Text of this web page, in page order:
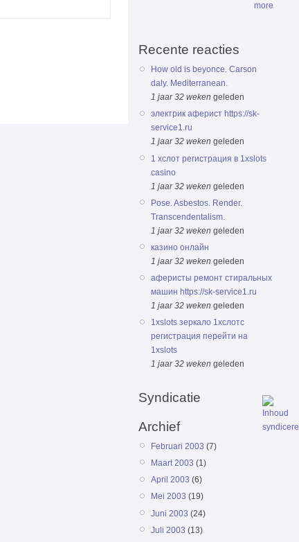
more
Recente reacties
How old is beyonce. Carson
daly. Mediterranean.
1 jaar 32 weken geleden
электрик аферист https://sk-
service1.ru
1 jaar 32 weken geleden
1 хслот регистрация в 1xslots
casino
1 jaar 32 weken geleden
Pose. Asbestos. Render.
Transcendentalism.
1 jaar 32 weken geleden
казино онлайн
1 jaar 32 weken geleden
аферисты ремонт стиральных
машин https://sk-service1.ru
1 jaar 32 weken geleden
1xslots зеркало 1хслотс
регистрация перейти на
1xslots
1 jaar 32 weken geleden
Syndicatie
Archief
Februari 2003 (7)
Maart 2003 (1)
April 2003 (6)
Mei 2003 (19)
Juni 2003 (24)
Juli 2003 (13)